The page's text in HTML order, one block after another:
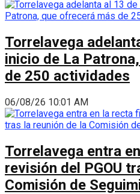
Torrelavega
inicio de La
de 250 actividades
06/08/26 10:01 AM
Torrelavega entra
revisión del PGOU
Comisión de